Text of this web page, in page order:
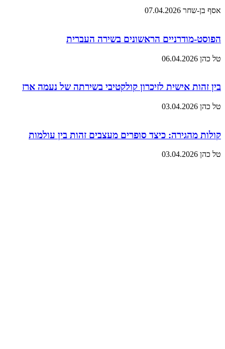
אסף בן-שחר 07.04.2026
הפוסט-מודרניים הראשונים בשירה העברית
טל כהן 06.04.2026
בין זהות אישית לזיכרון קולקטיבי בשירתה של נעמה ארז
טל כהן 03.04.2026
קולות מהגירה: כיצד סופרים מעצבים זהות בין עולמות
טל כהן 03.04.2026